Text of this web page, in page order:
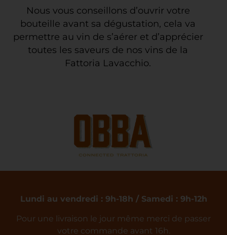
Nous vous conseillons d’ouvrir votre
bouteille avant sa dégustation, cela va
permettre au vin de s’aérer et d’apprécier
toutes les saveurs de nos vins de la
Fattoria Lavacchio.
Lundi au vendredi : 9h-18h / Samedi : 9h-12h
Pour une livraison le jour même merci de passer
votre commande avant 16h.